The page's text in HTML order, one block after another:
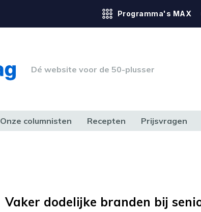
Programma's MAX
Dé website voor de 50-plusser
Onze columnisten Recepten Prijsvragen
Vaker dodelijke branden bij